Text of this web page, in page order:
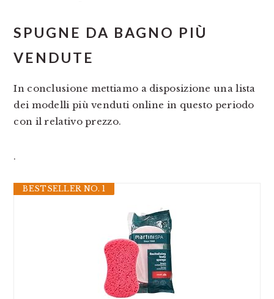
SPUGNE DA BAGNO PIÙ
VENDUTE
In conclusione mettiamo a disposizione una lista
dei modelli più venduti online in questo periodo
con il relativo prezzo.
.
BESTSELLER NO. 1